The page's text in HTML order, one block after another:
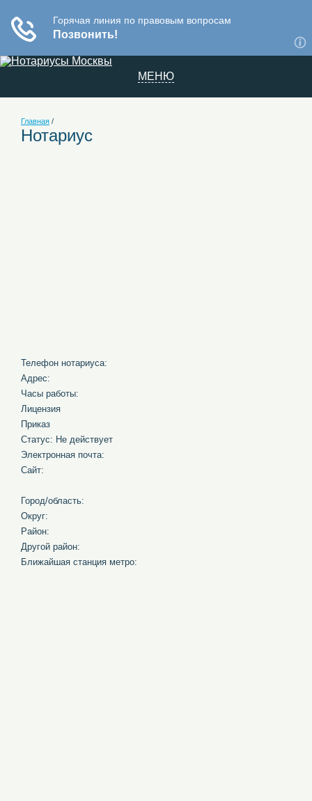
МЕНЮ
Главная /
Нотариус
Телефон нотариуса:
Адрес:
Часы работы:
Лицензия
Приказ
Статус: Не действует
Электронная почта:
Сайт:
Город/область:
Округ:
Район:
Другой район:
Ближайшая станция метро: